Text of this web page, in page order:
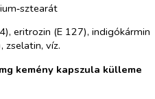
eritrozin (E 127), indigókármin
zselatin, víz.
kemény kapszula külleme